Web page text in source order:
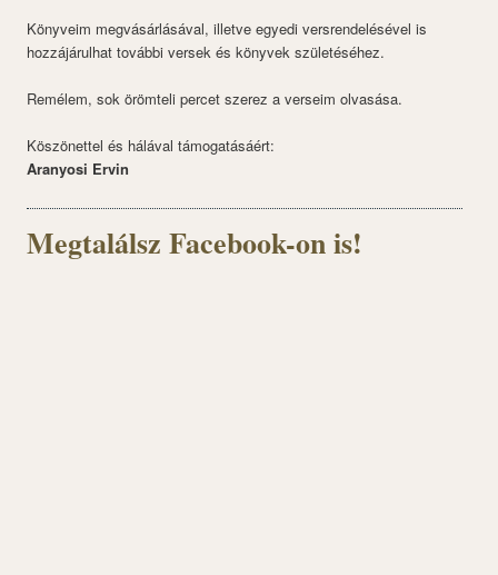
Könyveim megvásárlásával, illetve egyedi versrendelésével is
hozzájárulhat további versek és könyvek születéséhez.
Remélem, sok örömteli percet szerez a verseim olvasása.
Köszönettel és hálával támogatásáért:
Aranyosi Ervin
Megtalálsz Facebook-on is!